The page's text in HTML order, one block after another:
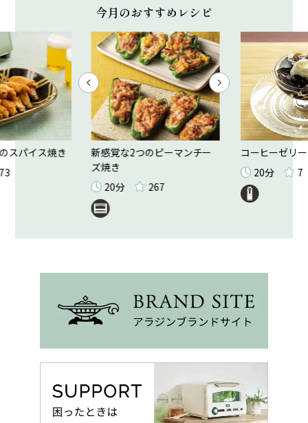
今月のおすすめレシピ
スパイス焼き
新感覚な2つのピーマンチー
ズ焼き
20分
267
コーヒーゼリー
20分
7